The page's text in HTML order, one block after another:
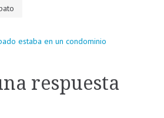
estaba en un condominio
respuesta